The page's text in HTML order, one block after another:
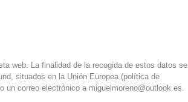
web. La finalidad de la recogida de estos datos se
situados en la Unión Europea (política de
correo electrónico a miguelmoreno@outlook.es.